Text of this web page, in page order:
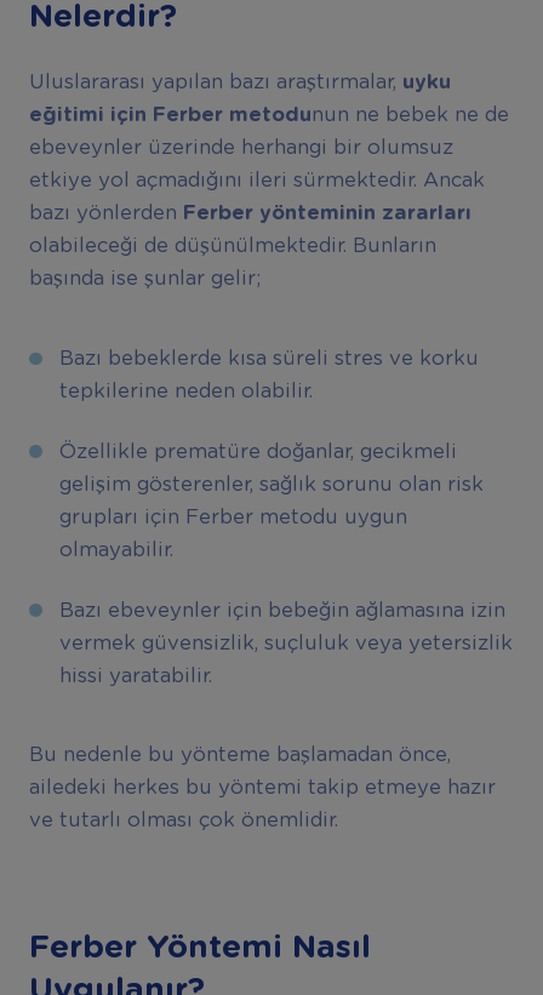
Nelerdir?
Uluslararası yapılan bazı araştırmalar, uyku
eğitimi için Ferber metodunun ne bebek ne de
ebeveynler üzerinde herhangi bir olumsuz
etkiye yol açmadığını ileri sürmektedir. Ancak
bazı yönlerden Ferber yönteminin zararları
olabileceği de düşünülmektedir. Bunların
başında ise şunlar gelir;
Bazı bebeklerde kısa süreli stres ve korku
tepkilerine neden olabilir.
Özellikle prematüre doğanlar, gecikmeli
gelişim gösterenler, sağlık sorunu olan risk
grupları için Ferber metodu uygun
olmayabilir.
Bazı ebeveynler için bebeğin ağlamasına izin
vermek güvensizlik, suçluluk veya yetersizlik
hissi yaratabilir.
Bu nedenle bu yönteme başlamadan önce,
ailedeki herkes bu yöntemi takip etmeye hazır
ve tutarlı olması çok önemlidir.
Ferber Yöntemi Nasıl